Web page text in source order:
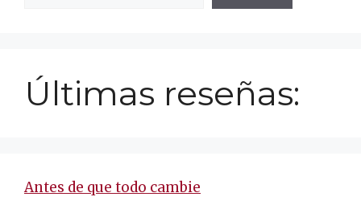
Últimas reseñas:
Antes de que todo cambie